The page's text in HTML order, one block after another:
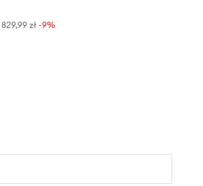
829,99 zł -9%